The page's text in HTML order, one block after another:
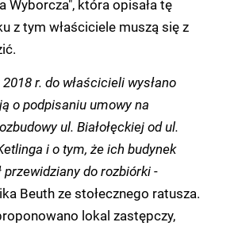
Wyborcza", która opisała tę
z tym właściciele muszą się z
r. do właścicieli wysłano
o podpisaniu umowy na
ul. Białołęckiej od ul.
i o tym, że ich budynek
przewidziany do rozbiórki-
Beuth ze stołecznego ratusza.
lokal zastępczy,